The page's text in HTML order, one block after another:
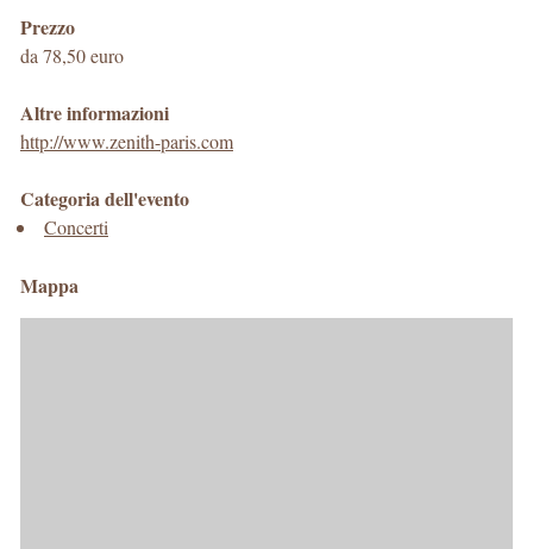
Prezzo
da 78,50 euro
Altre informazioni
http://www.zenith-paris.com
Categoria dell'evento
Concerti
Mappa